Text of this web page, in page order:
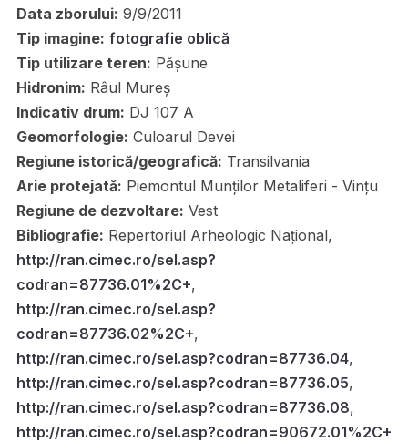
Data zborului: 9/9/2011
Tip imagine: fotografie oblică
Tip utilizare teren: Pășune
Hidronim: Râul Mureș
Indicativ drum: DJ 107 A
Geomorfologie: Culoarul Devei
Regiune istorică/geografică: Transilvania
Arie protejată: Piemontul Munților Metaliferi - Vințu
Regiune de dezvoltare: Vest
Bibliografie: Repertoriul Arheologic Național,
http://ran.cimec.ro/sel.asp?
codran=87736.01%2C+,
http://ran.cimec.ro/sel.asp?
codran=87736.02%2C+,
http://ran.cimec.ro/sel.asp?codran=87736.04,
http://ran.cimec.ro/sel.asp?codran=87736.05,
http://ran.cimec.ro/sel.asp?codran=87736.08,
http://ran.cimec.ro/sel.asp?codran=90672.01%2C+